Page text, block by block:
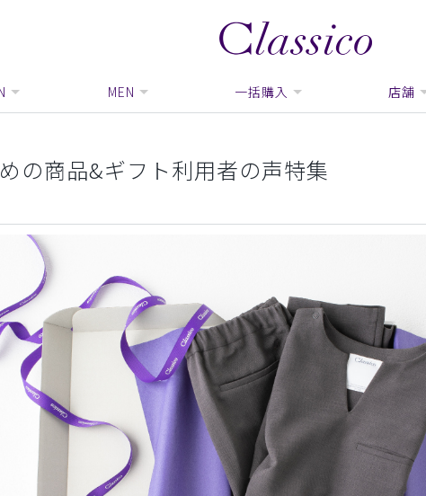
MEN 一括購入 店舗
の商品&ギフト利用者の声特集